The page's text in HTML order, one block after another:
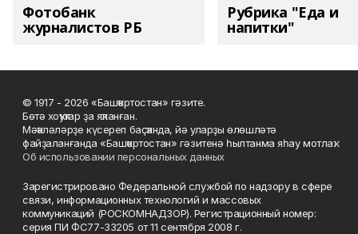
Фотобанк
журналистов РБ
Рубрика "Еда и
напитки"
© 1917 - 2026 «Башҡортостан» гәзите.
Бөтә хоҡуҡтар ҙа яҡланған.
Мәҡәләләрҙе күсереп баҫҡанда, йә уларҙы өлөшләтә
файҙаланғанда «Башҡортостан» гәзитенә һылтанма яһау мотлаҡ.
Об использовании персональных данных
Зарегистрировано Федеральной службой по надзору в сфере
связи, информационных технологий и массовых
коммуникаций (РОСКОМНАДЗОР). Регистрационный номер:
серия ПИ ФС77-33205 от 11 сентября 2008 г.